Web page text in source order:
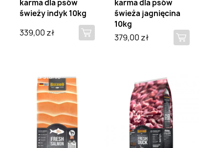
karma dla psów
świeży indyk 10kg
339,00 zł
karma dla psów
świeża jagnięcina
10kg
379,00 zł
Brak na stanie